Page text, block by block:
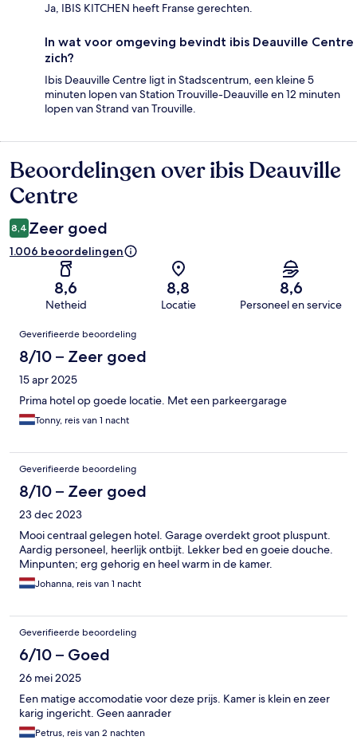
Ja, IBIS KITCHEN heeft Franse gerechten.
In wat voor omgeving bevindt ibis Deauville Centre
zich?
Ibis Deauville Centre ligt in Stadscentrum, een kleine 5
minuten lopen van Station Trouville-Deauville en 12 minuten
lopen van Strand van Trouville.
Beoordelingen
Beoordelingen over ibis Deauville
Centre
8,4 Zeer goed
1.006 beoordelingen
8,6
Netheid
8,8
Locatie
8,6
Personeel en service
Beoordelingen
Geverifieerde beoordeling
8/10 – Zeer goed
15 apr 2025
Prima hotel op goede locatie. Met een parkeergarage
Tonny, reis van 1 nacht
Geverifieerde beoordeling
8/10 – Zeer goed
23 dec 2023
Mooi centraal gelegen hotel. Garage overdekt groot pluspunt.
Aardig personeel, heerlijk ontbijt. Lekker bed en goeie douche.
Minpunten; erg gehorig en heel warm in de kamer.
Johanna, reis van 1 nacht
Geverifieerde beoordeling
6/10 – Goed
26 mei 2025
Een matige accomodatie voor deze prijs. Kamer is klein en zeer
karig ingericht. Geen aanrader
Petrus, reis van 2 nachten